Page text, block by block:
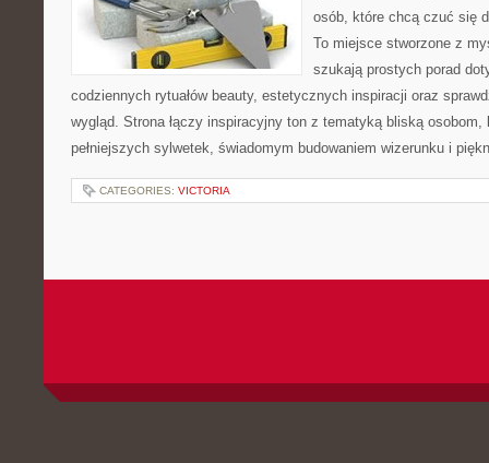
osób, które chcą czuć się
To miejsce stworzone z
szukają prostych porad
codziennych rytuałów beauty, estetycznych inspiracji oraz
wygląd. Strona łączy inspiracyjny ton z tematyką bliską
pełniejszych sylwetek, świadomym budowaniem wizerunku i
CATEGORIES: VICTORIA